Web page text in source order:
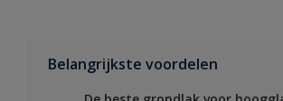
Belangrijkste voordelen